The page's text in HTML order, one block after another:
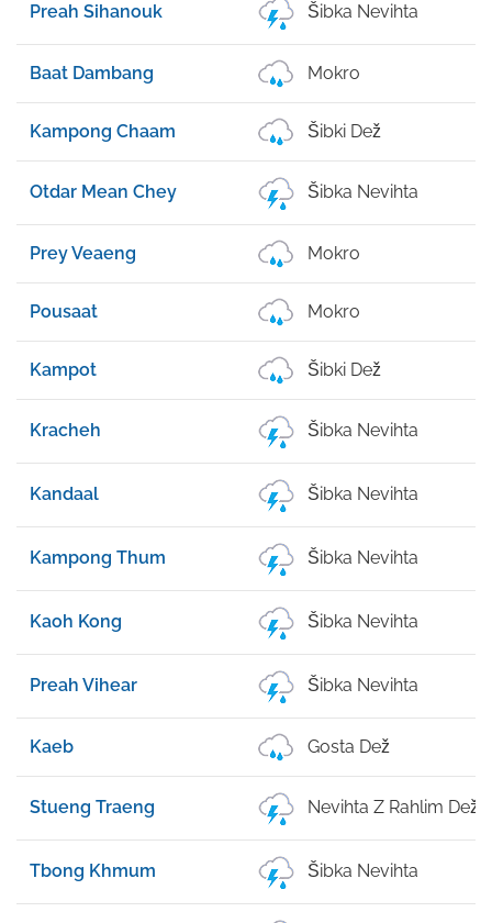
Preah Sihanouk Šibka Nevihta
Baat Dambang Mokro
Kampong Chaam Šibki Dež
Otdar Mean Chey Šibka Nevihta
Prey Veaeng Mokro
Pousaat Mokro
Kampot Šibki Dež
Kracheh Šibka Nevihta
Kandaal Šibka Nevihta
Kampong Thum Šibka Nevihta
Kaoh Kong Šibka Nevihta
Preah Vihear Šibka Nevihta
Kaeb Gosta Dež
Stueng Traeng Nevihta Z Rahlim
Tbong Khmum Šibka Nevihta